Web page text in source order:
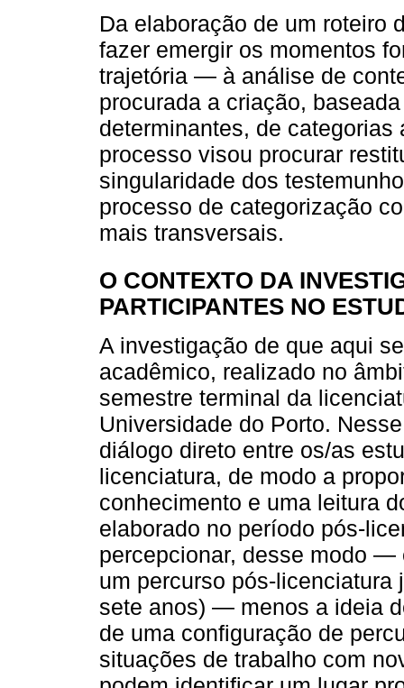
Da elaboração de um
fazer emergir os momentos
trajetória — à análise de
procurada a criação,
determinantes, de
processo visou procurar
singularidade dos
processo de categorização
mais transversais.
O CONTEXTO DA
PARTICIPANTES NO
A investigação de que aqui
acadêmico, realizado no
semestre terminal da
Universidade do Porto.
diálogo direto entre os/as
licenciatura, de modo a
conhecimento e uma leitura
elaborado no período pós-
percepcionar, desse modo —
um percurso pós-licenciatura
sete anos) — menos a ideia
de uma configuração de
situações de trabalho com